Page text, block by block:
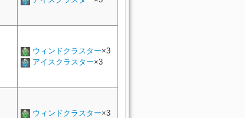
ウィンドクラスター×3
アイスクラスター×3
ウィンドクラスター×3